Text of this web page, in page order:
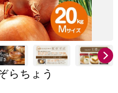
らちょう